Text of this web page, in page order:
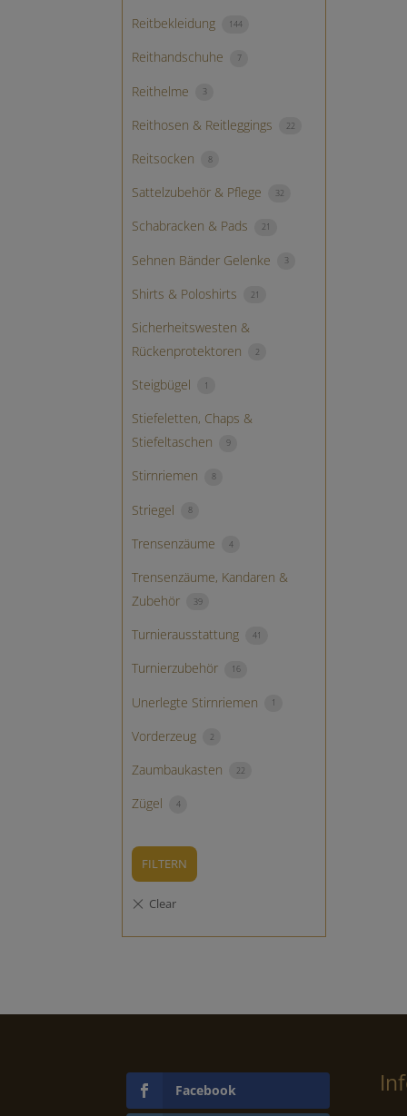
Reitbekleidung 144
Reithandschuhe 7
Reithelme 3
Reithosen & Reitleggings 22
Reitsocken 8
Sattelzubehör & Pflege 32
Schabracken & Pads 21
Sehnen Bänder Gelenke 3
Shirts & Poloshirts 21
Sicherheitswesten &
Rückenprotektoren
2
Steigbügel 1
Stiefeletten, Chaps &
Stiefeltaschen
9
Stirnriemen 8
Striegel 8
Trensenzäume 4
Trensenzäume, Kandaren &
Zubehör
39
Turnierausstattung 41
Turnierzubehör 16
Unerlegte Stirnriemen 1
Vorderzeug 2
Zaumbaukasten 22
Zügel 4
FILTERN
Facebook